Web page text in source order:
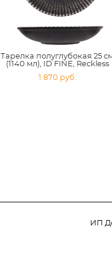
Тарелка полуглубокая 25
(1140 мл), ID FINE, Reckless
1 870 pуб.
ИП